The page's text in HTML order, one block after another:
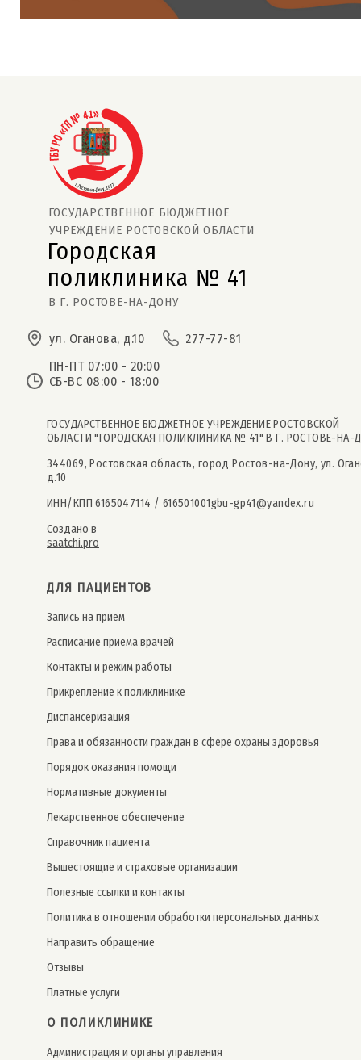
В Г. РОСТОВЕ-НА-ДОНУ
ГОСУДАРСТВЕННОЕ БЮДЖЕТНОЕ
поликлиника № 41
УЧРЕЖДЕНИЕ РОСТОВСКОЙ ОБЛАСТИ
Городская
ул. Оганова, д.10
277-77-81
ПН-ПТ 07:00 - 20:00
СБ-ВС 08:00 - 18:00
ГОСУДАРСТВЕННОЕ БЮДЖЕТНОЕ УЧРЕЖДЕНИЕ РОСТОВСКОЙ
ОБЛАСТИ "ГОРОДСКАЯ ПОЛИКЛИНИКА № 41" В Г. РОСТОВЕ-НА-
344069, Ростовская область, город Ростов-на-Дону, ул.
д.10
ИНН/КПП 6165047114 / 616501001gbu-gp41@yandex.ru
Создано в
saatchi.pro
ДЛЯ ПАЦИЕНТОВ
Запись на прием
Расписание приема врачей
Контакты и режим работы
Прикрепление к поликлинике
Дис­пансе­риза­ция
Права и обязанности граждан в сфере охраны здоровья
Порядок оказания помощи
Нормативные документы
Лекарственное обеспечение
Справочник пациента
Вышестоящие и страховые организации
Полезные ссылки и контакты
Политика в отношении обработки персональных данных
Направить обращение
Отзывы
Платные услуги
О ПОЛИКЛИНИКЕ
Администрация и органы управления